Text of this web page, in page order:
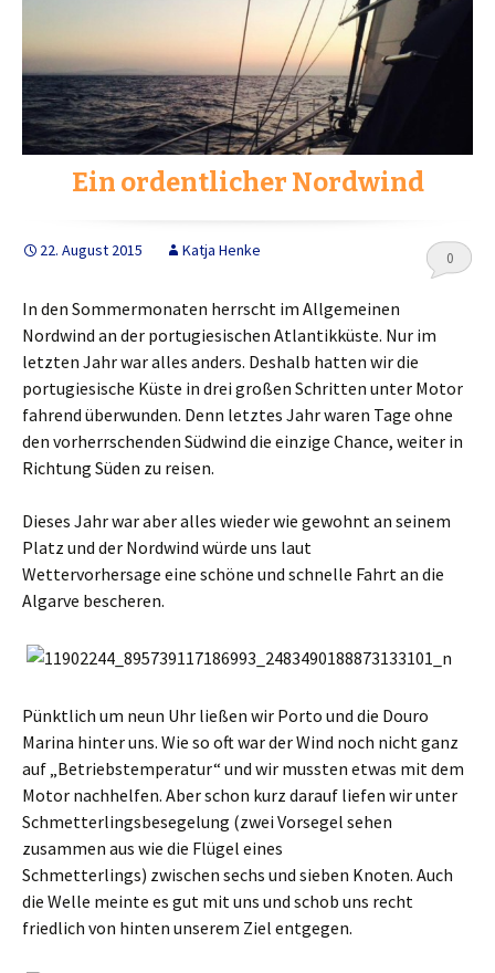
Ein ordentlicher Nordwind
22. August 2015 Katja Henke 0
In den Sommermonaten herrscht im Allgemeinen
Nordwind an der portugiesischen Atlantikküste. Nur im
letzten Jahr war alles anders. Deshalb hatten wir die
portugiesische Küste in drei großen Schritten unter Motor
fahrend überwunden. Denn letztes Jahr waren Tage ohne
den vorherrschenden Südwind die einzige Chance, weiter in
Richtung Süden zu reisen.
Dieses Jahr war aber alles wieder wie gewohnt an seinem
Platz und der Nordwind würde uns laut
Wettervorhersage eine schöne und schnelle Fahrt an die
Algarve bescheren.
Pünktlich um neun Uhr ließen wir Porto und die Douro
Marina hinter uns. Wie so oft war der Wind noch nicht ganz
auf „Betriebstemperatur“ und wir mussten etwas mit dem
Motor nachhelfen. Aber schon kurz darauf liefen wir unter
Schmetterlingsbesegelung (zwei Vorsegel sehen
zusammen aus wie die Flügel eines
Schmetterlings) zwischen sechs und sieben Knoten. Auch
die Welle meinte es gut mit uns und schob uns recht
friedlich von hinten unserem Ziel entgegen.